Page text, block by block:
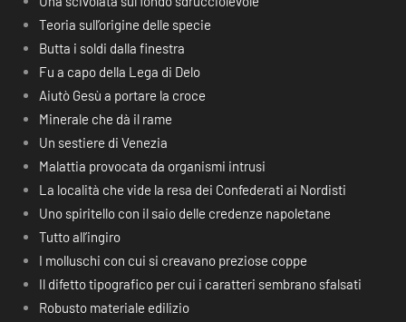
Teoria sull’origine delle specie
Butta i soldi dalla finestra
Fu a capo della Lega di Delo
Aiutò Gesù a portare la croce
Minerale che dà il rame
Un sestiere di Venezia
Malattia provocata da organismi intrusi
La località che vide la resa dei Confederati ai Nordisti
Uno spiritello con il saio delle credenze napoletane
Tutto all’ingiro
I molluschi con cui si creavano preziose coppe
Il difetto tipografico per cui i caratteri sembrano sfalsati
Robusto materiale edilizio